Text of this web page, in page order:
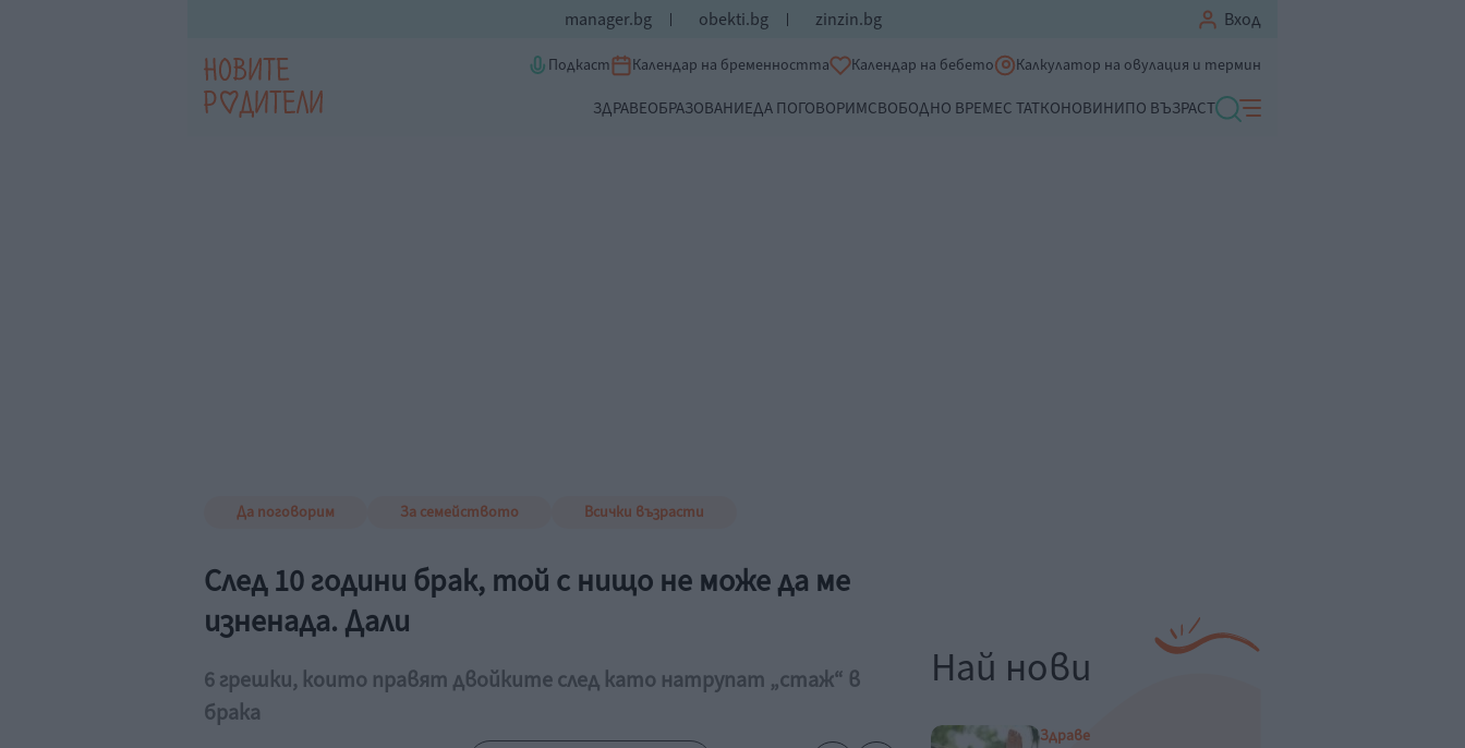
manager.bg obekti.bg zinzin.bg Вход
Подкаст Календар на бременността Календар на бебето Калкулатор на овулация и термин
ЗДРАВЕОБРАЗОВАНИЕДА ПОГОВОРИМСВОБОДНО ВРЕМЕС ТАТКОНОВИНИПО ВЪЗРАСТ
Да поговорим За семейството Всички възрасти
След 10 години брак, той с нищо не може да ме
изненада. Дали
6 грешки, които правят двойките след като натрупат „стаж“ в
брака
Най нови
Здраве